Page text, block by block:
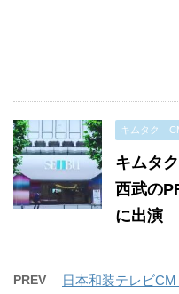
キムタク
キムタ
西武の
に出演
PREV
日本和装テレビ